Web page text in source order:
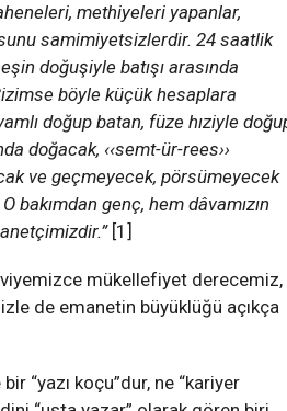
methiyeleri yapanlar,
samimiyetsizlerdir. 24 saatlik
doğuşiyle batışı arasında
böyle küçük hesaplara
doğup batan, füze hıziyle
doğacak, ‹‹semt-ür-rees››
ve geçmeyecek, pörsümeyecek
bakımdan genç, hem dâvamızın
[1]
mükellefiyet derecemiz,
de emanetin büyüklüğü açıkça
bir “yazı koçu”dur, ne “kariyer